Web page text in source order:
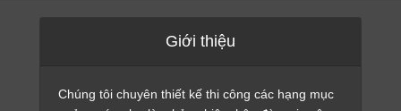
Giới thiệu
Chúng tôi chuyên thiết kế thi công các hạng mục